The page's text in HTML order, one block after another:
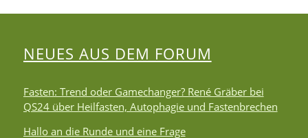
NEUES AUS DEM FORUM
Fasten: Trend oder Gamechanger? René Gräber bei
QS24 über Heilfasten, Autophagie und Fastenbrechen
Hallo an die Runde und eine Frage